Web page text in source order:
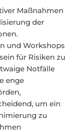
Maßnahmen
der
und Workshops
für Risiken zu
Notfälle
enge
um ein
zu